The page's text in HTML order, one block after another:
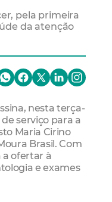
pela primeira
da atenção
nesta terça-
serviço para a
Maria Cirino
Brasil. Com
a ofertar à
e exames